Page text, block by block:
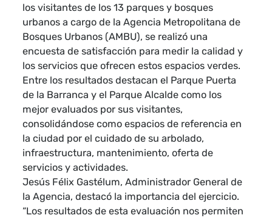
los visitantes de los 13 parques y bosques
urbanos a cargo de la Agencia Metropolitana de
Bosques Urbanos (AMBU), se realizó una
encuesta de satisfacción para medir la calidad y
los servicios que ofrecen estos espacios verdes.
Entre los resultados destacan el Parque Puerta
de la Barranca y el Parque Alcalde como los
mejor evaluados por sus visitantes,
consolidándose como espacios de referencia en
la ciudad por el cuidado de su arbolado,
infraestructura, mantenimiento, oferta de
servicios y actividades.
Jesús Félix Gastélum, Administrador General de
la Agencia, destacó la importancia del ejercicio.
“Los resultados de esta evaluación nos permiten